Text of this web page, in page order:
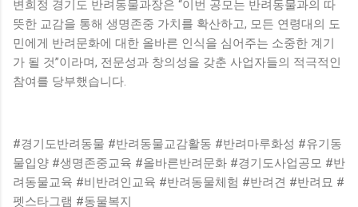
변희정 경기도 반려동물과장은 “이번 공모는 반려동물과의 따
뜻한 교감을 통해 생명존중 가치를 확산하고, 모든 연령대의 도
민에게 반려문화에 대한 올바른 인식을 심어주는 소중한 계기
가 될 것”이라며, 전문성과 창의성을 갖춘 사업자들의 적극적인
참여를 당부했습니다.
#경기도반려동물 #반려동물교감활동 #반려마루화성 #유기동
물입양 #생명존중교육 #올바른반려문화 #경기도사업공모 #반
려동물교육 #비반려인교육 #반려동물체험 #반려견 #반려묘 #
펫스타그램 #동물복지